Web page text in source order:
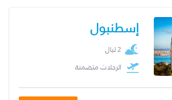
إسطنبول
2 ليال
الرحلات متضمنة